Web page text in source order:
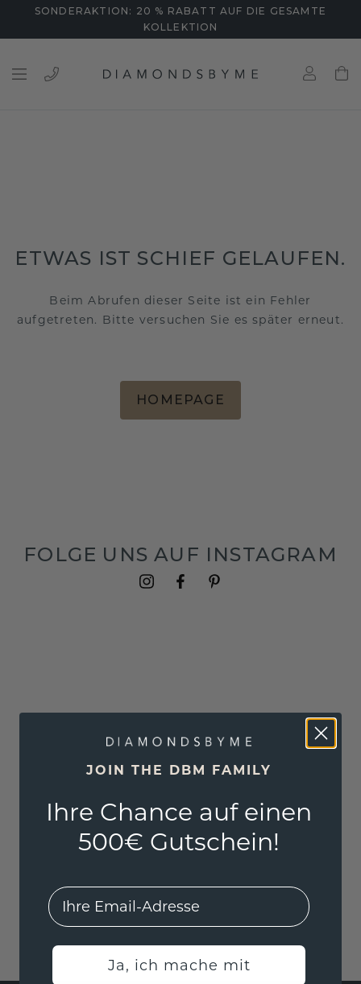
SONDERAKTION: 20 % RABATT AUF DIE GESAMTE
KOLLEKTION
ETWAS IST SCHIEF GELAUFEN.
Beim Abrufen dieser Seite ist ein Fehler
aufgetreten. Bitte versuchen Sie es später erneut.
HOMEPAGE
FOLGE UNS AUF INSTAGRAM
JOIN THE DBM FAMILY
Ihre Chance auf einen
500€ Gutschein!
EMail
Ja, ich mache mit